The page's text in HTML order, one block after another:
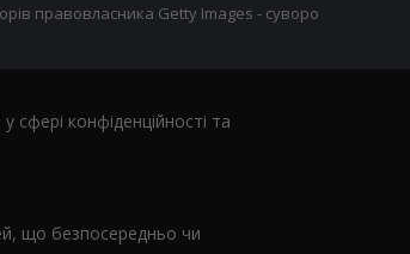
правовласника Getty Images - суворо
у сфері конфіденційності та
що безпосередньо чи